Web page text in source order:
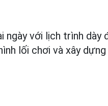
ngày với lịch trình dày
lối chơi và xây